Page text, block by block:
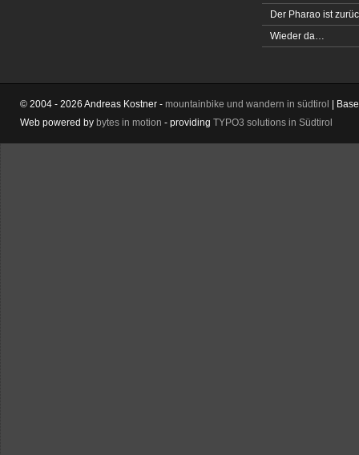
Der Pharao ist
Wieder da…
© 2004 - 2026 Andreas Kostner - mountainbike und wandern in südtirol |
Web powered by bytes in motion - providing TYPO3 solutions in Südtirol